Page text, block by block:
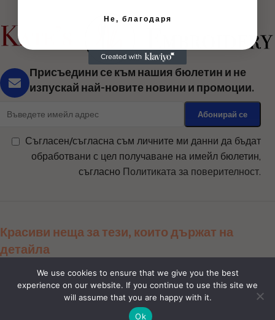
Присъедини се към нашия бюлетин и не
изпускай най-новите новини и промоции.
Съгласен/съгласна съм личните ми данни да бъдат
обработвани с цел получаване на имейл бюлетин,
съгласно Политиката за поверителност.
Красиви неща за тези, които държат на
детайла
Магазин
We use cookies to ensure that we give you the best
experience on our website. If you continue to use this site we
will assume that you are happy with it.
Ok
Не, благодаря